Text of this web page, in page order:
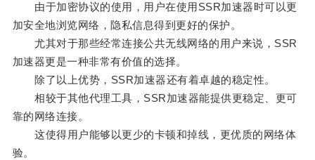
由于加密协议的使用，用户在使用SSR加速器时可以更
加安全地浏览网络，隐私信息得到更好的保护。
尤其对于那些经常连接公共无线网络的用户来说，SSR
加速器更是一种非常有价值的选择。
除了以上优势，SSR加速器还有着卓越的稳定性。
相较于其他代理工具，SSR加速器能提供更稳定、更可
靠的网络连接。
这使得用户能够以更少的卡顿和掉线，更优质的网络体
验。